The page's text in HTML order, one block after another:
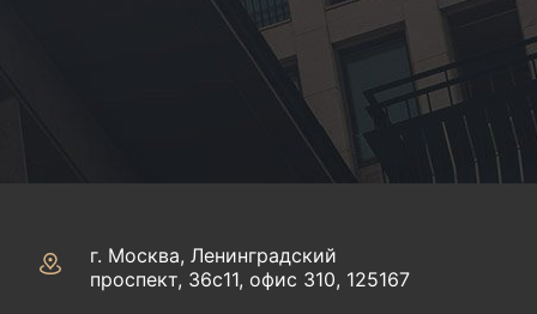
г. Москва, Ленинградский
проспект, 36с11, офис 310, 125167